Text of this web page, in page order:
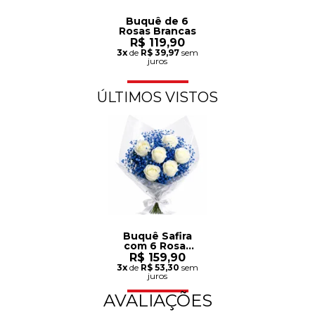
Buquê de 6
Rosas Brancas
R$ 119,90
3xde R$ 39,97sem
juros
ÚLTIMOS VISTOS
Buquê Safira
com 6 Rosas
Brancas
R$ 159,90
3xde R$ 53,30 sem
juros
AVALIAÇÕES